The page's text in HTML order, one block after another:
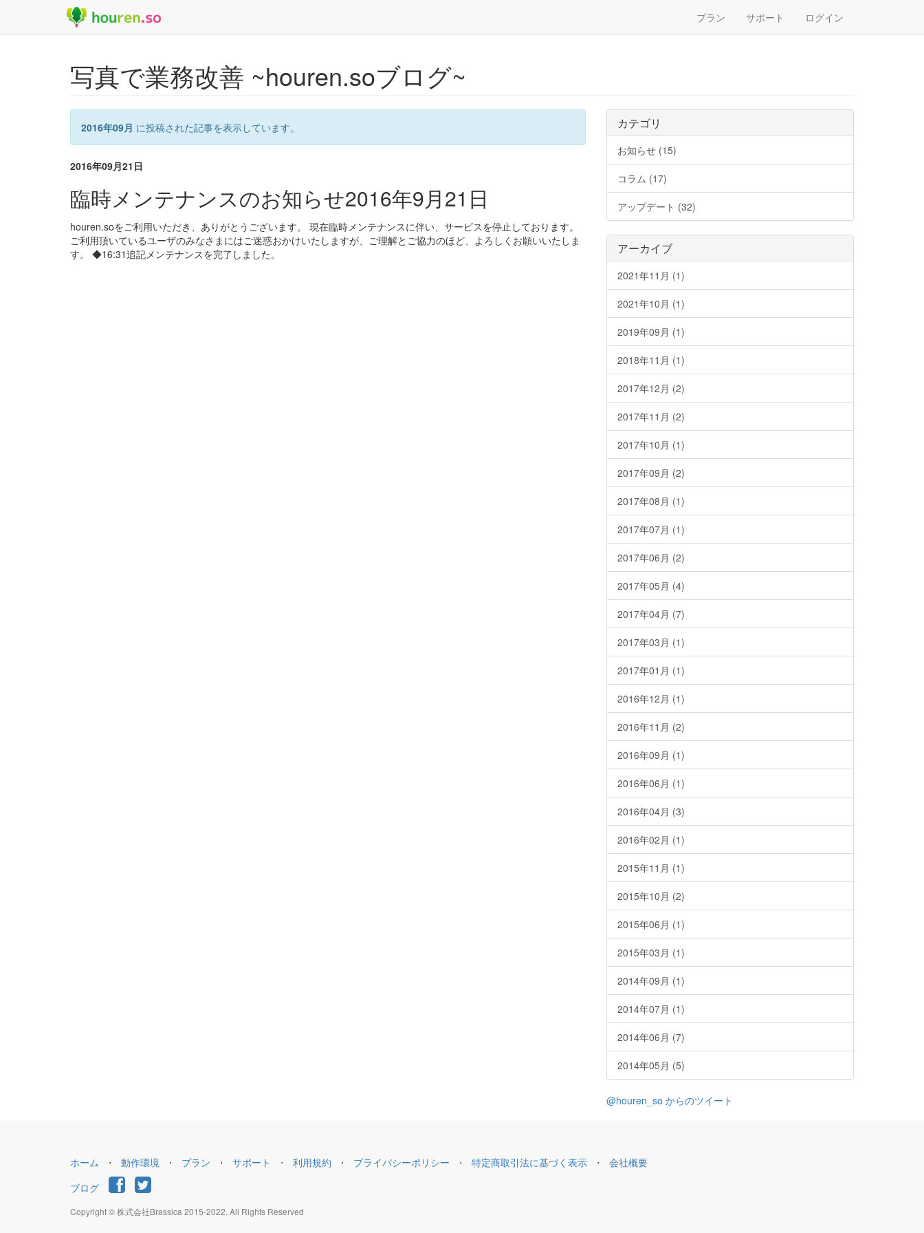
プラン サポート ログイン
写真で業務改善 ~houren.soブログ~
2016年09月 に投稿された記事を表示しています。
2016年09月21日
臨時メンテナンスのお知らせ2016年9月21日
houren.soをご利用いただき、ありがとうございます。 現在臨時メンテナンスに伴い、サービスを停止しております。
ご利用頂いているユーザのみなさまにはご迷惑おかけいたしますが、ご理解とご協力のほど、よろしくお願いいたしま
す。 ◆16:31追記メンテナンスを完了しました。
カテゴリ
お知らせ (15)
コラム (17)
アップデート (32)
アーカイブ
2021年11月 (1)
2021年10月 (1)
2019年09月 (1)
2018年11月 (1)
2017年12月 (2)
2017年11月 (2)
2017年10月 (1)
2017年09月 (2)
2017年08月 (1)
2017年07月 (1)
2017年06月 (2)
2017年05月 (4)
2017年04月 (7)
2017年03月 (1)
2017年01月 (1)
2016年12月 (1)
2016年11月 (2)
2016年09月 (1)
2016年06月 (1)
2016年04月 (3)
2016年02月 (1)
2015年11月 (1)
2015年10月 (2)
2015年06月 (1)
2015年03月 (1)
2014年09月 (1)
2014年07月 (1)
2014年06月 (7)
2014年05月 (5)
@houren_so からのツイート
ホーム ⋅ 動作環境 ⋅ プラン ⋅ サポート ⋅ 利用規約 ⋅ プライバシーポリシー ⋅ 特定商取引法に基づく表示 ⋅
会社概要
ブログ
Copyright © 株式会社Brassica 2015-2022. All Rights Reserved